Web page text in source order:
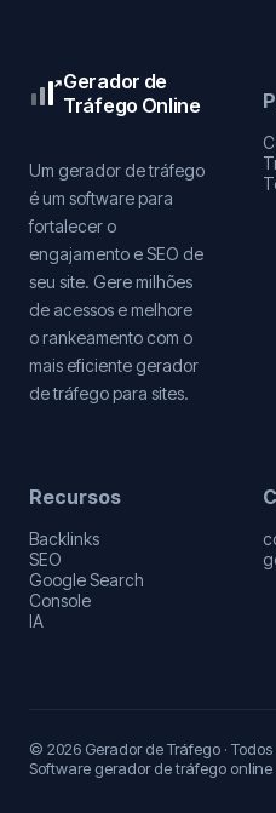
Gerador de
Tráfego Online
Um gerador de tráfego
é um software para
fortalecer o
engajamento e SEO de
seu site. Gere milhões
de acessos e melhore
o rankeamento com o
mais eficiente gerador
de tráfego para sites.
Recursos
Backlinks
SEO
Google Search
Console
IA
© 2026 Gerador de Tráfego ·
Software gerador de tráfego online ·